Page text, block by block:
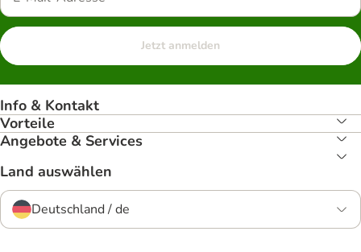
Jetzt anmelden
Info & Kontakt
Vorteile
Angebote & Services
Land auswählen
Deutschland / de